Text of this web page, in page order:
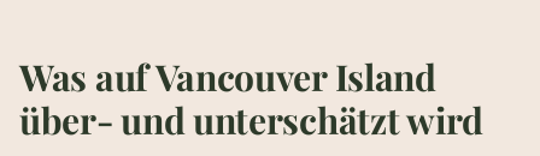
Was auf Vancouver Island
über- und unterschätzt wird